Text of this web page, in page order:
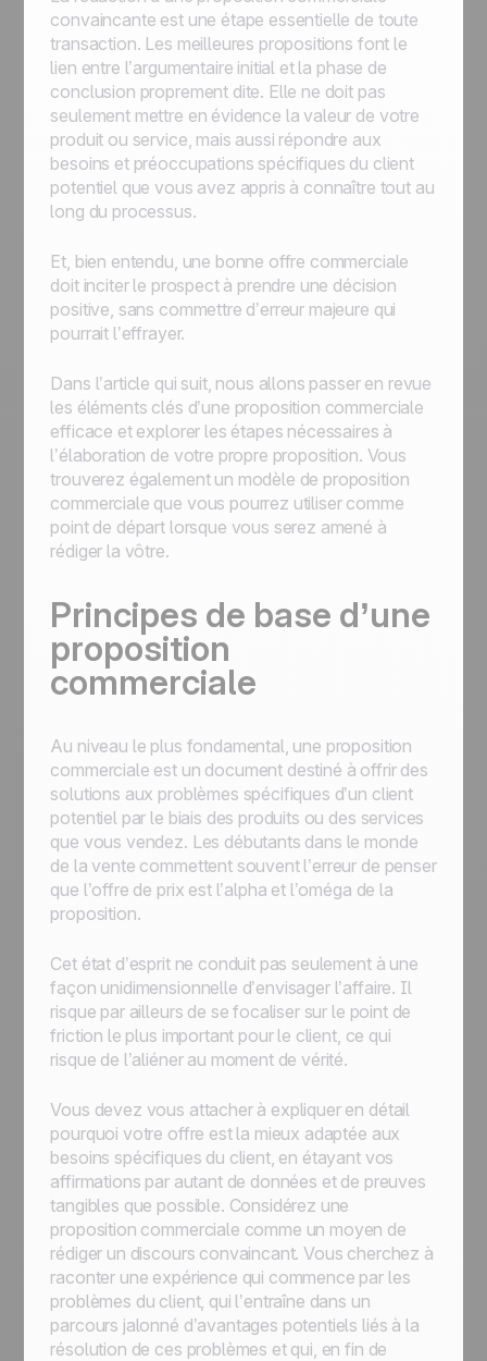
convaincante est une étape essentielle de toute
transaction. Les meilleures propositions font le
lien entre l’argumentaire initial et la phase de
conclusion proprement dite. Elle ne doit pas
seulement mettre en évidence la valeur de votre
produit ou service, mais aussi répondre aux
besoins et préoccupations spécifiques du client
potentiel que vous avez appris à connaître tout au
long du processus.
Et, bien entendu, une bonne offre commerciale
doit inciter le prospect à prendre une décision
positive, sans commettre d’erreur majeure qui
pourrait l’effrayer.
Dans l’article qui suit, nous allons passer en revue
les éléments clés d’une proposition commerciale
efficace et explorer les étapes nécessaires à
l’élaboration de votre propre proposition. Vous
trouverez également un modèle de proposition
commerciale que vous pourrez utiliser comme
point de départ lorsque vous serez amené à
rédiger la vôtre.
Principes de base d’une
proposition
commerciale
Au niveau le plus fondamental, une proposition
commerciale est un document destiné à offrir des
solutions aux problèmes spécifiques d’un client
potentiel par le biais des produits ou des services
que vous vendez. Les débutants dans le monde
de la vente commettent souvent l’erreur de penser
que l’offre de prix est l’alpha et l’oméga de la
proposition.
Cet état d’esprit ne conduit pas seulement à une
façon unidimensionnelle d’envisager l’affaire. Il
risque par ailleurs de se focaliser sur le point de
friction le plus important pour le client, ce qui
risque de l’aliéner au moment de vérité.
Vous devez vous attacher à expliquer en détail
pourquoi votre offre est la mieux adaptée aux
besoins spécifiques du client, en étayant vos
affirmations par autant de données et de preuves
tangibles que possible. Considérez une
proposition commerciale comme un moyen de
rédiger un discours convaincant. Vous cherchez à
raconter une expérience qui commence par les
problèmes du client, qui l’entraîne dans un
parcours jalonné d’avantages potentiels liés à la
résolution de ces problèmes et qui, en fin de